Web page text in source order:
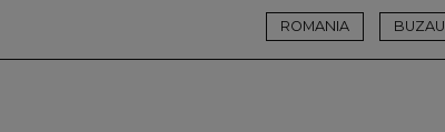
ROMANIA BUZAU